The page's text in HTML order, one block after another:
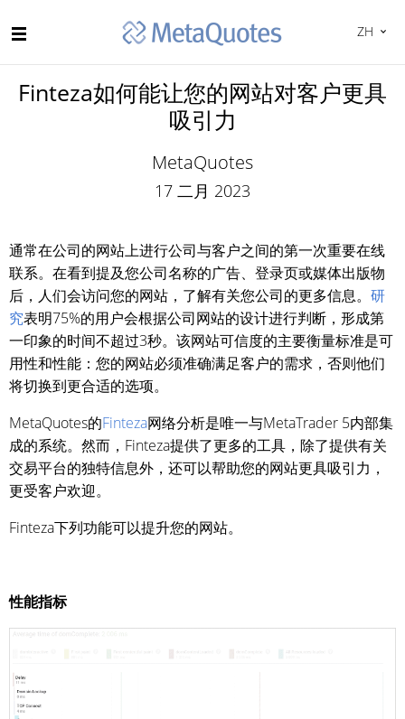
ZH
Finteza如何能让您的网站对客户更具
吸引力
MetaQuotes
17 二月 2023
通常在公司的网站上进行公司与客户之间的第一次重要在线
联系。在看到提及您公司名称的广告、登录页或媒体出版物
后，人们会访问您的网站，了解有关您公司的更多信息。 研
究表明75%的用户会根据公司网站的设计进行判断，形成第
一印象的时间不超过3秒。该网站可信度的主要衡量标准是可
用性和性能：您的网站必须准确满足客户的需求，否则他们
将切换到更合适的选项。
MetaQuotes的Finteza网络分析是唯一与MetaTrader 5内部集
成的系统。然而，Finteza提供了更多的工具，除了提供有关
交易平台的独特信息外，还可以帮助您的网站更具吸引力，
更受客户欢迎。
Finteza下列功能可以提升您的网站。
性能指标